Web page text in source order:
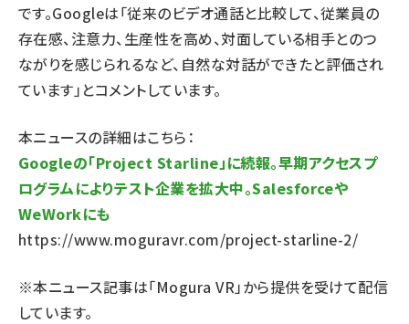
です。Googleは「従来のビデオ通話と比較して、従業員の
存在感、注意力、生産性を高め、対面している相手とのつ
ながりを感じられるなど、自然な対話ができたと評価され
ています」とコメントしています。
本ニュースの詳細はこちら：
Googleの「Project Starline」に続報。早期アクセスプ
ログラムによりテスト企業を拡大中。Salesforceや
WeWorkにも
https://www.moguravr.com/project-starline-2/
※本ニュース記事は「Mogura VR」から提供を受けて配信
しています。